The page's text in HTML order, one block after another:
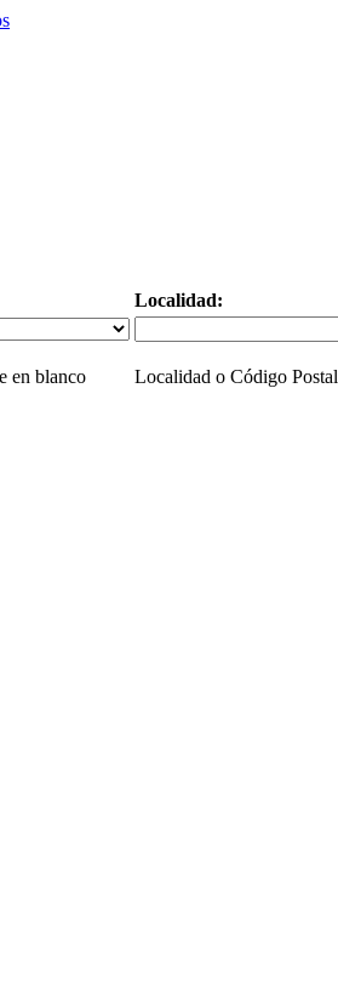
Localidad:
en blanco Localidad o Código Postal